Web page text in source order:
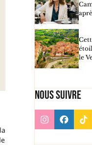
le
Nous suivre